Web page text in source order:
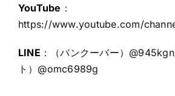
YouTube ：
https://www.youtube.com/
LINE ：（バンクーバー）
ト）@omc6989g